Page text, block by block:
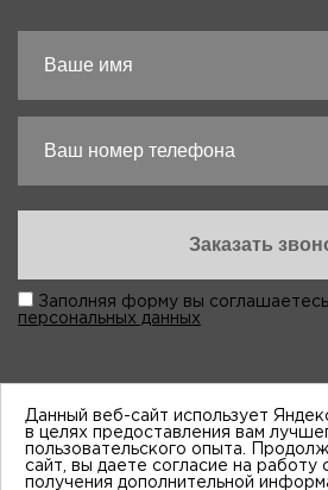
Заполняя форму вы
персональных данных
“Виктория-Авто”, 1998-2026
Данный веб-сайт использует
в целях предоставления вам
пользовательского опыта.
сайт, вы даете согласие на работу
получения дополнительной